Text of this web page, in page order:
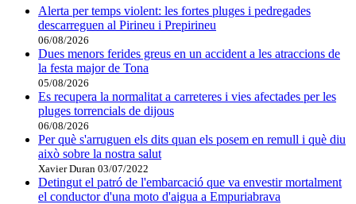
Alerta per temps violent: les fortes pluges i pedregades
descarreguen al Pirineu i Prepirineu
06/08/2026
Dues menors ferides greus en un accident a les atraccions de
la festa major de Tona
05/08/2026
Es recupera la normalitat a carreteres i vies afectades per les
pluges torrencials de dijous
06/08/2026
Per què s'arruguen els dits quan els posem en remull i què diu
això sobre la nostra salut
Xavier Duran 03/07/2022
Detingut el patró de l'embarcació que va envestir mortalment
el conductor d'una moto d'aigua a Empuriabrava